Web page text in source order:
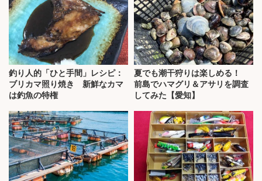
釣り人的「ひと手間」レシピ：
ブリカマ照り焼き 新鮮なカマ
は釣魚の特権
夏でも潮干狩りは楽しめる！
前島でハマグリ＆アサリを調査
してみた【愛知】